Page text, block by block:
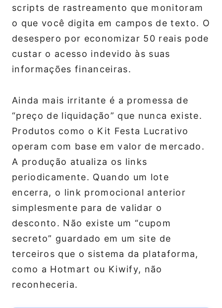
scripts de rastreamento que monitoram
o que você digita em campos de texto. O
desespero por economizar 50 reais pode
custar o acesso indevido às suas
informações financeiras.
Ainda mais irritante é a promessa de
“preço de liquidação” que nunca existe.
Produtos como o Kit Festa Lucrativo
operam com base em valor de mercado.
A produção atualiza os links
periodicamente. Quando um lote
encerra, o link promocional anterior
simplesmente para de validar o
desconto. Não existe um “cupom
secreto” guardado em um site de
terceiros que o sistema da plataforma,
como a Hotmart ou Kiwify, não
reconheceria.